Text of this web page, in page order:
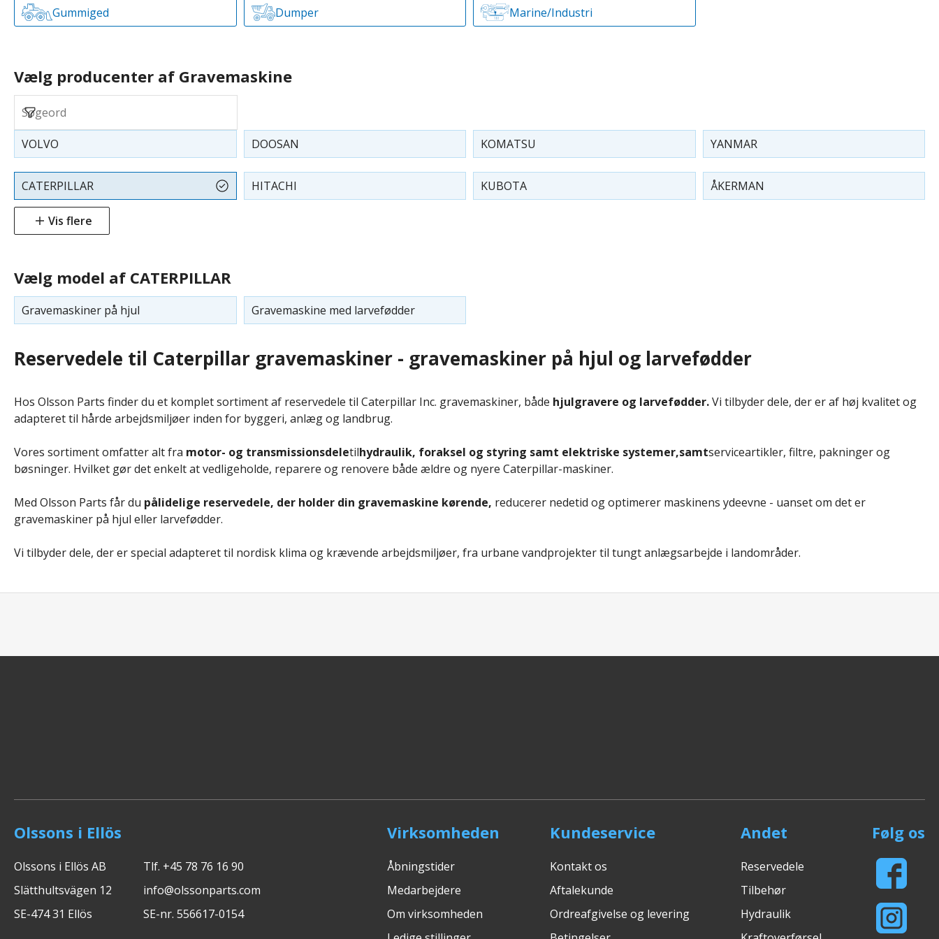
Gummiged Dumper Marine/Industri
Vælg producenter af Gravemaskine
VOLVO
CATERPILLAR
DOOSAN
HITACHI
KOMATSU
KUBOTA
YANMAR
ÅKERMAN
Vis flere
Vælg model af CATERPILLAR
Gravemaskiner på hjul Gravemaskine med larvefødder
Reservedele til Caterpillar gravemaskiner - gravemaskiner på hjul og larvefødder
Hos Olsson Parts finder du et komplet sortiment af reservedele til Caterpillar Inc. gravemaskiner, både hjulgravere og larvefødder.Vi tilbyder dele, der er af høj kvalitet og
adapteret til hårde arbejdsmiljøer inden for byggeri, anlæg og landbrug.
Vores sortiment omfatter alt fra motor- og transmissionsdeletilhydraulik, foraksel og styring samt elektriske systemer,samtserviceartikler, filtre, pakninger og
bøsninger. Hvilket gør det enkelt at vedligeholde, reparere og renovere både ældre og nyere Caterpillar-maskiner.
Med Olsson Parts får du pålidelige reservedele, der holder din gravemaskine kørende, reducerer nedetid og optimerer maskinens ydeevne - uanset om det er
gravemaskiner på hjul eller larvefødder.
Vi tilbyder dele, der er special adapteret til nordisk klima og krævende arbejdsmiljøer, fra urbane vandprojekter til tungt anlægsarbejde i landområder.
Olssons i Ellös
Olssons i Ellös AB
Slätthultsvägen 12
SE-474 31 Ellös
Tlf. +45 78 76 16 90
info@olssonparts.com
SE-nr. 556617-0154
Virksomheden
Åbningstider
Medarbejdere
Om virksomheden
Kundeservice
Kontakt os
Aftalekunde
Ordreafgivelse og levering
Andet
Reservedele
Tilbehør
Hydraulik
Følg os